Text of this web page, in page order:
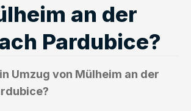
an der
Pardubice?
Umzug von Mülheim an der